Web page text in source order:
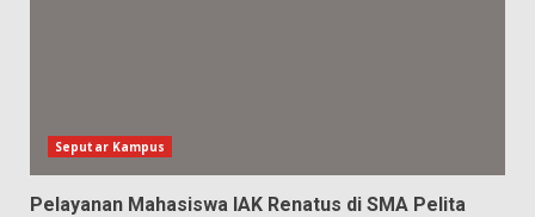
Seputar Kampus
Pelayanan Mahasiswa IAK Renatus di SMA Pelita